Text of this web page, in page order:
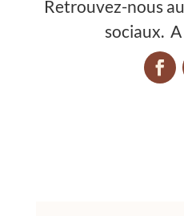
Retrouvez-nous
sociaux.